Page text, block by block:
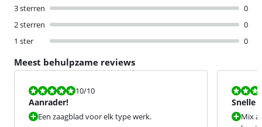
3 sterren
0
2 sterren
0
1 ster
0
Meest behulpzame reviews
Beoordeling is 10 van de 10.
10/10
Aanrader!
Een zaagblad voor elk type werk.
Snelle
Mix